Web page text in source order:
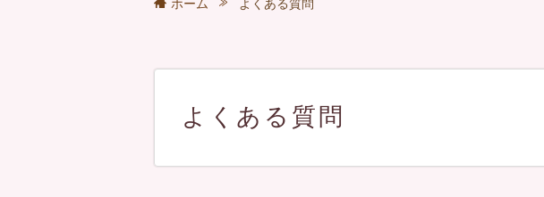
ホーム よくある質問
よくある質問